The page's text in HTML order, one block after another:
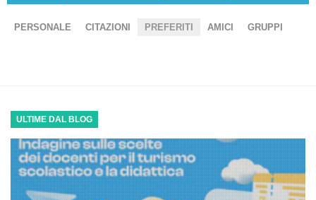
PERSONALE CITAZIONI PREFERITI AMICI GRUPPI
ULTIME DAL BLOG